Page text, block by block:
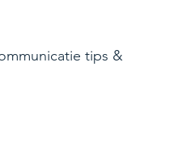
tips &